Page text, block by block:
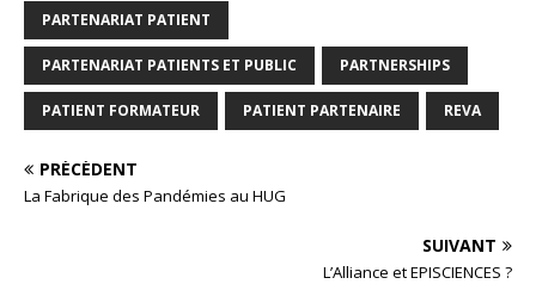
PARTENARIAT PATIENT
PARTENARIAT PATIENTS ET PUBLIC PARTNERSHIPS
PATIENT FORMATEUR PATIENT PARTENAIRE REVA
PRÉCÉDENT
La Fabrique des Pandémies au HUG
SUIVANT
L’Alliance et EPISCIENCES ?